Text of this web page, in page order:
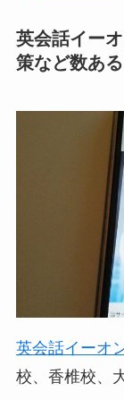
英会話イー
策など数あ
英会話イーオ
校、香椎校、